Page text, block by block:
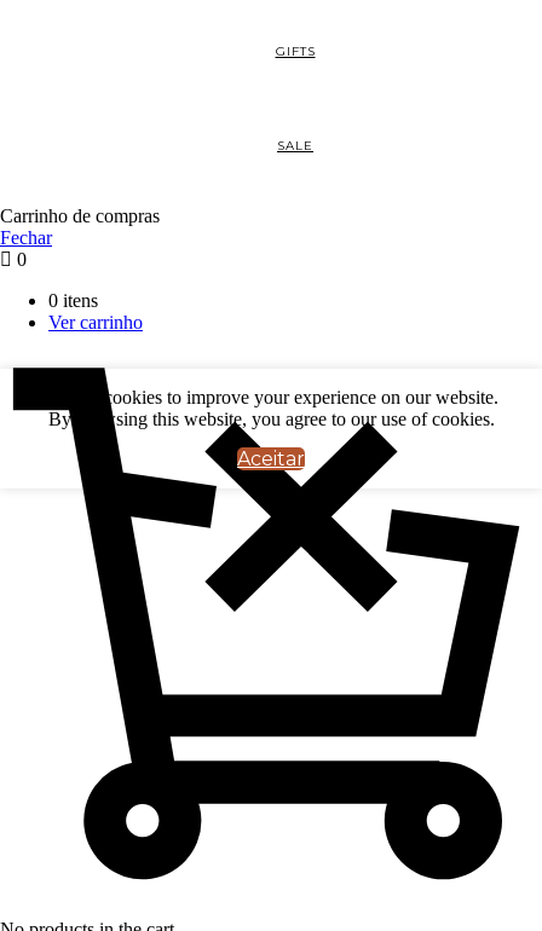
GIFTS
SALE
Carrinho de compras
Fechar
We use cookies to improve your experience on our website.
By browsing this website, you agree to our use of cookies.
Aceitar
0
0 itens
Ver carrinho